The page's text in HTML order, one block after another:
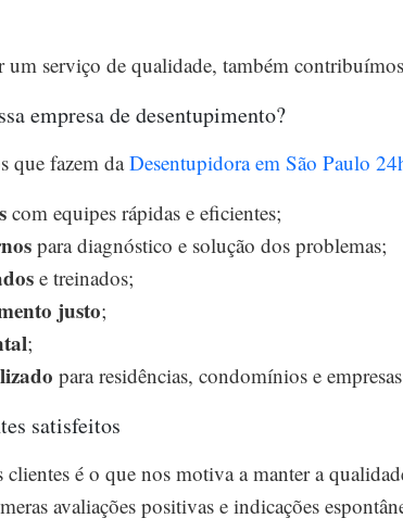
serviço de qualidade, também
empresa de desentupimento?
que fazem daDesentupidora em São Paulo
com equipes rápidas e eficientes;
para diagnóstico e solução dos problemas;
e treinados;
justo;
;
para residências, condomínios e
satisfeitos
clientes é o que nos motiva a manter a
avaliações positivas e indicações